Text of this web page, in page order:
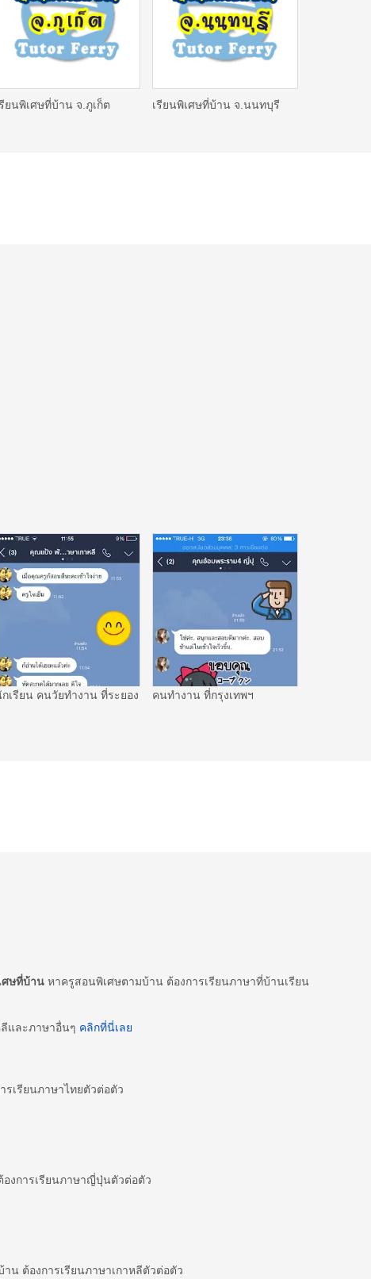
ยนพิเศษที่บ้าน จ.ภูเก็ต เรียนพิเศษที่บ้าน จ.นนทบุรี
เรียน คนวัยทำงาน ที่ระยอง คนทำงาน ที่กรุงเทพฯ
ศษที่บ้าน หาครูสอนพิเศษตามบ้าน ต้องการเรียนภาษาที่บ้านเรียน
และภาษาอื่นๆ คลิกที่นี่เลย
เรียนภาษาไทยตัวต่อตัว
งการเรียนภาษาญี่ปุ่นตัวต่อตัว
น ต้องการเรียนภาษาเกาหลีตัวต่อตัว